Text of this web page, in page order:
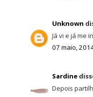
Unknown
Já vi e já me
07 maio,
Sardine
Depois